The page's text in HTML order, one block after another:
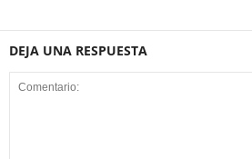
DEJA UNA RESPUESTA